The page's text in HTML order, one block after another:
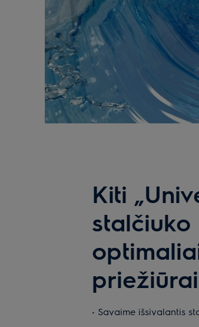
Kiti
priežiūrai
• Savaime išsivalantis